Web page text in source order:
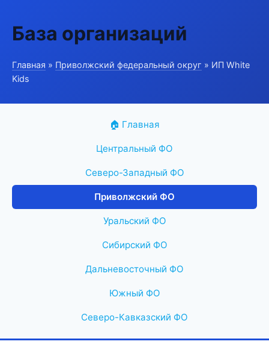
База организаций
Главная » Приволжский федеральный округ » ИП White
Kids
🏠 Главная
Центральный ФО
Северо-Западный ФО
Приволжский ФО
Уральский ФО
Сибирский ФО
Дальневосточный ФО
Южный ФО
Северо-Кавказский ФО